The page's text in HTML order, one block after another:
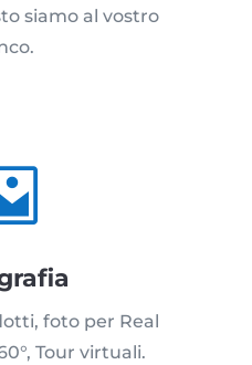
siamo al vostro
foto per Real
Tour virtuali.